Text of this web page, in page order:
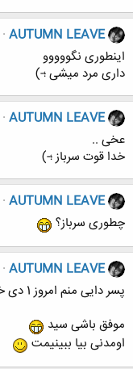
AUTUMN LEAVE
اینطوری نگووووو
داری مرد میشی ؛-)
AUTUMN LEAVE
عخی ..
خدا قوت سرباز ؛-)
AUTUMN LEAVE
چطوری سرباز؟
AUTUMN LEAVE
پسر دایی منم امروز 1 دی خدمت سربازی اعزام شد ..
موفق باشی سید
اومدنی بیا ببینیمت